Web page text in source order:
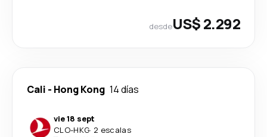
desdeUS$ 2.292
Cali - Hong Kong 14 días
vie 18 sept
CLO-HKG· 2 escalas